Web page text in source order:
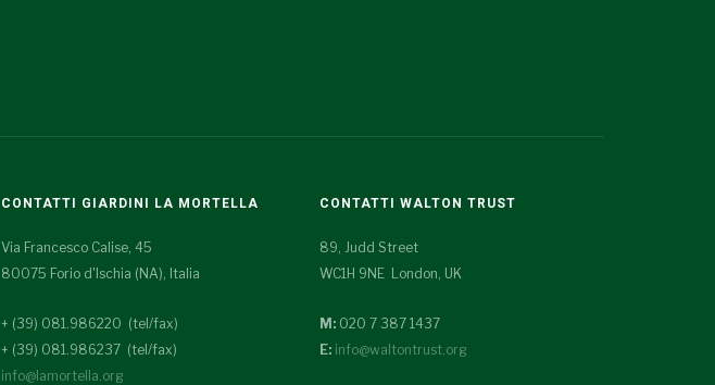
CONTATTI GIARDINI LA MORTELLA
Via Francesco Calise, 45
80075 Forio d'Ischia (NA), Italia
+ (39) 081.986220 (tel/fax)
+ (39) 081.986237 (tel/fax)
info@lamortella.org
CONTATTI WALTON TRUST
89, Judd Street
WC1H 9NE London, UK
M:020 7 387 1437
E: info@waltontrust.org